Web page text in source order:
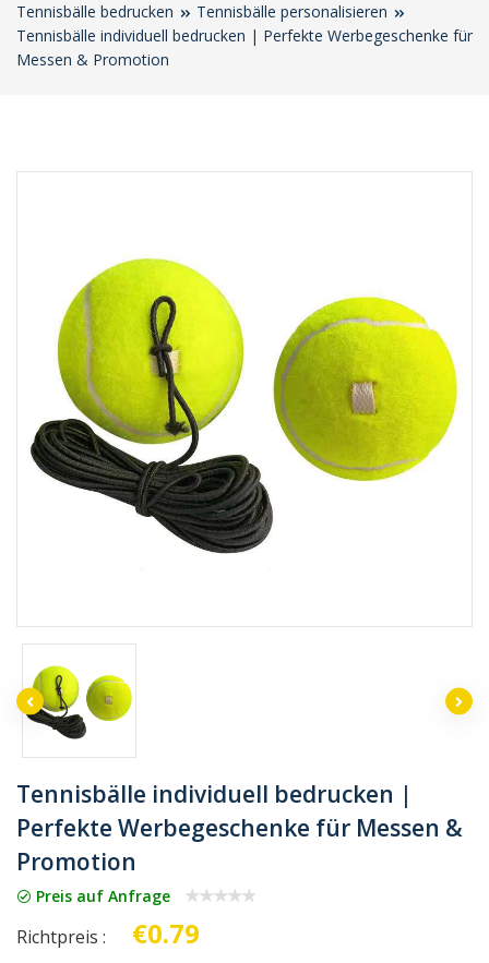
Tennisbälle bedrucken
Tennisbälle personalisieren
Tennisbälle individuell bedrucken | Perfekte Werbegeschenke für
Messen & Promotion
Tennisbälle individuell bedrucken |
Perfekte Werbegeschenke für Messen &
Promotion
Preis auf Anfrage
Richtpreis : €0.79